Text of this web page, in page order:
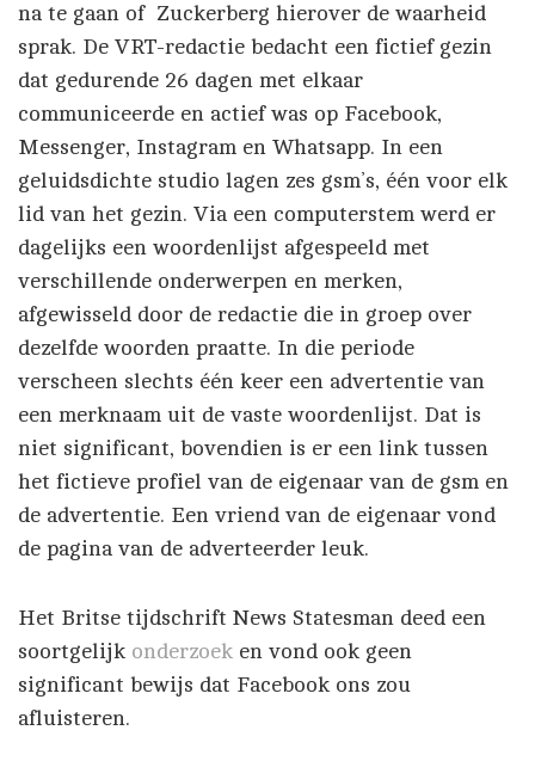
na te gaan of Zuckerberg hierover de waarheid
sprak. De VRT-redactie bedacht een fictief gezin
dat gedurende 26 dagen met elkaar
communiceerde en actief was op Facebook,
Messenger, Instagram en Whatsapp. In een
geluidsdichte studio lagen zes gsm’s, één voor elk
lid van het gezin. Via een computerstem werd er
dagelijks een woordenlijst afgespeeld met
verschillende onderwerpen en merken,
afgewisseld door de redactie die in groep over
dezelfde woorden praatte. In die periode
verscheen slechts één keer een advertentie van
een merknaam uit de vaste woordenlijst. Dat is
niet significant, bovendien is er een link tussen
het fictieve profiel van de eigenaar van de gsm en
de advertentie. Een vriend van de eigenaar vond
de pagina van de adverteerder leuk.
Het Britse tijdschrift News Statesman deed een
soortgelijk onderzoek en vond ook geen
significant bewijs dat Facebook ons zou
afluisteren.